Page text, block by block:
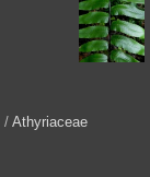
/ Athyriaceae